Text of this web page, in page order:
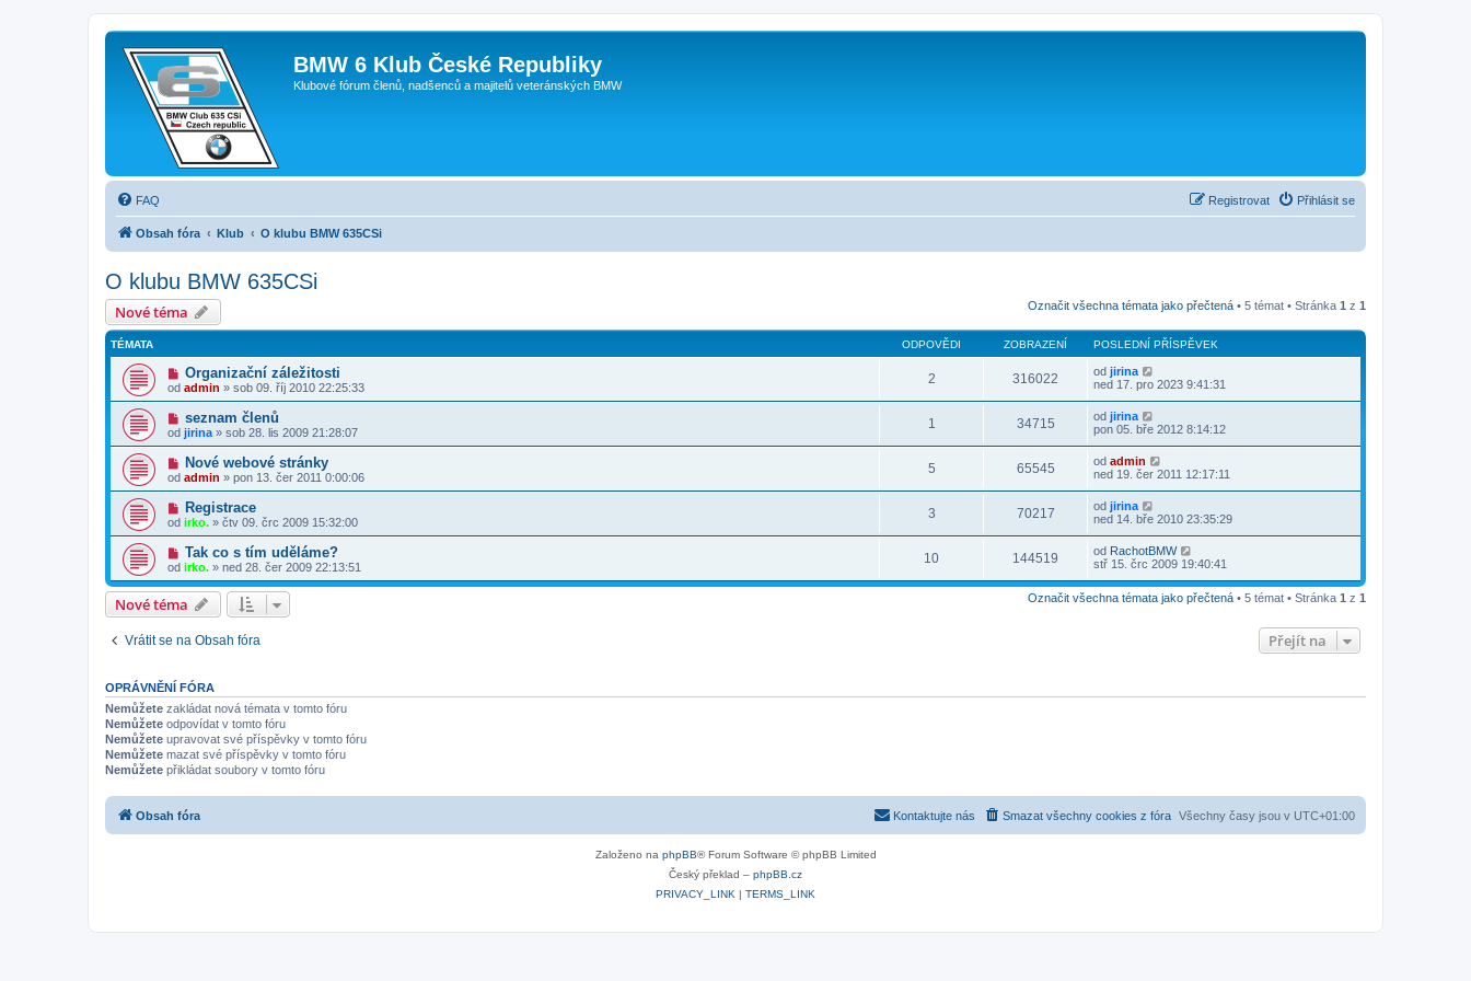
BMW 6 Klub České Republiky
Klubové fórum členů, nadšenců a majitelů veteránských BMW
FAQ Přihlásit se
Registrovat
Obsah fóra Klub O klubu BMW 635CSi
O klubu BMW 635CSi
Nové téma Označit všechna témata jako přečtená • 5 témat • Stránka 1 z 1
TÉMATA ODPOVĚDI ZOBRAZENÍ POSLEDNÍ PŘÍSPĚVEK
Organizační záležitosti
od admin » sob 09. říj 2010 22:25:33
2 316022 od jirina
ned 17. pro 2023 9:41:31
seznam členů
od jirina » sob 28. lis 2009 21:28:07
1 34715 od jirina
pon 05. bře 2012 8:14:12
Nové webové stránky
od admin » pon 13. čer 2011 0:00:06
5 65545 od admin
ned 19. čer 2011 12:17:11
Registrace
od irko. » čtv 09. črc 2009 15:32:00
3 70217 od jirina
ned 14. bře 2010 23:35:29
Tak co s tím uděláme?
od irko. » ned 28. čer 2009 22:13:51
10 144519 od RachotBMW
stř 15. črc 2009 19:40:41
Nové téma Označit všechna témata jako přečtená • 5 témat • Stránka 1 z 1
Vrátit se na Obsah fóra Přejít na
OPRÁVNĚNÍ FÓRA
Nemůžete zakládat nová témata v tomto fóru
Nemůžete odpovídat v tomto fóru
Nemůžete upravovat své příspěvky v tomto fóru
Nemůžete mazat své příspěvky v tomto fóru
Nemůžete přikládat soubory v tomto fóru
Obsah fóra Všechny časy jsou v UTC+01:00
Smazat všechny cookies z fóra
Kontaktujte nás
Založeno na phpBB® Forum Software © phpBB Limited
Český překlad – phpBB.cz
PRIVACY_LINK | TERMS_LINK